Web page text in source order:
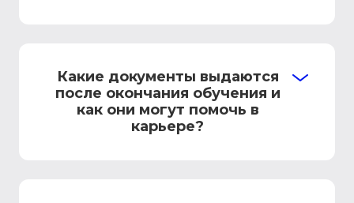
Какие документы выдаются
после окончания обучения и
как они могут помочь в
карьере?